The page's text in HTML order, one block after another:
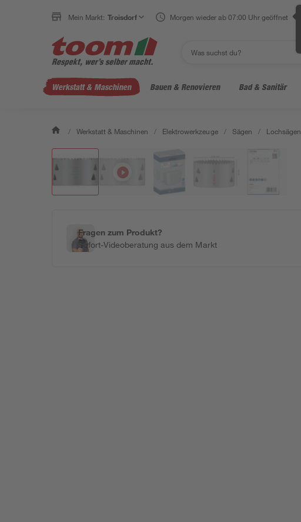
Mein Markt: Troisdorf Morgen wieder ab 07:00 Uhr geöffnet
Werkstatt & Maschinen Bauen & Renovieren Bad & Sanitär
/ Werkstatt & Maschinen / Elektrowerkzeuge / Sägen / Lochsägen
Fragen zum Produkt?
Sofort-Videoberatung aus dem Markt